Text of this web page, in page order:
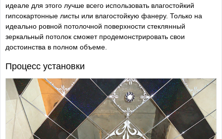
идеале для этого лучше всего использовать влагостойкий
гипсокартонные листы или влагостойкую фанеру. Только на
идеально ровной потолочной поверхности стеклянный
зеркальный потолок сможет продемонстрировать свои
достоинства в полном объеме.
Процесс установки